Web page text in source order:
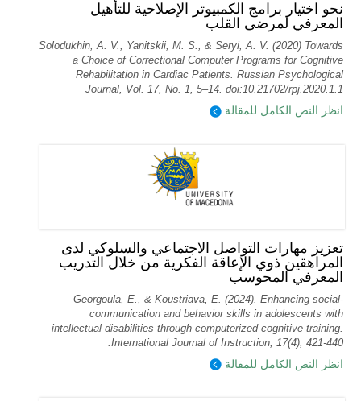
نحو اختيار برامج الكمبيوتر الإصلاحية للتأهيل
المعرفي لمرضى القلب
Solodukhin, A. V., Yanitskii, M. S., & Seryi, A. V. (2020) Towards
a Choice of Correctional Computer Programs for Cognitive
Rehabilitation in Cardiac Patients. Russian Psychological
Journal, Vol. 17, No. 1, 5–14. doi:10.21702/rpj.2020.1.1
انظر النص الكامل للمقالة
تعزيز مهارات التواصل الاجتماعي والسلوكي لدى
المراهقين ذوي الإعاقة الفكرية من خلال التدريب
المعرفي المحوسب
Georgoula, E., & Koustriava, E. (2024). Enhancing social-
communication and behavior skills in adolescents with
intellectual disabilities through computerized cognitive training.
International Journal of Instruction, 17(4), 421-440.
انظر النص الكامل للمقالة